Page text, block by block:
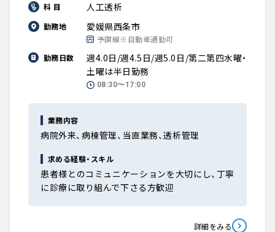
科 目 人工透析
勤務地 愛媛県西条市
予讃線※自動車通勤可
勤務日数
週4.0日/週4.5日/週5.0日/第二第四水曜・
土曜は半日勤務
08:30〜17:00
業務内容
病院外来、病棟管理、当直業務、透析管理
求める経験・スキル
患者様とのコミュニケーションを大切にし、丁寧
に診療に取り組んで下さる方歓迎
詳細をみる